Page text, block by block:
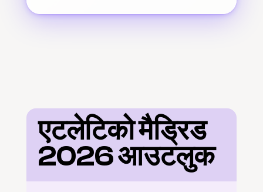
एटलेटिको मैड्रिड
2026 आउटलुक